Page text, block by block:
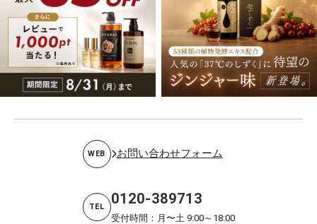
WEB お問い合わせフォーム
TEL 0120-389713
受付時間：月〜土 9:00～18:00